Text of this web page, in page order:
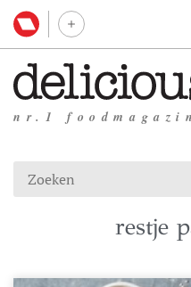
nr.1
restje